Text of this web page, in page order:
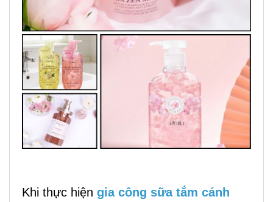
Khi thực hiện gia công sữa tắm cánh